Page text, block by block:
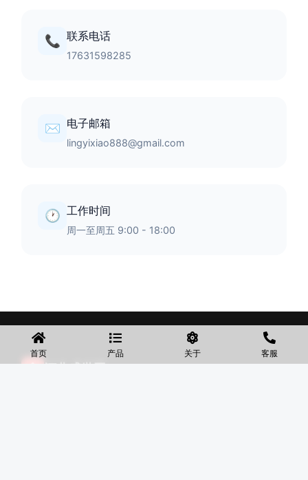
📞 联系电话
17631598285
✉️ 电子邮箱
lingyixiao888@gmail.com
🕐 工作时间
周一至周五 9:00 - 18:00
◆ 河北盛世网
首页 产品 关于 客服